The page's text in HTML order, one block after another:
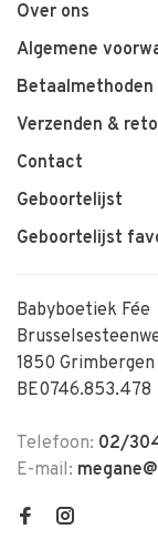
Over ons
Algemene
Betaalmethoden
Verzenden &
Contact
Geboortelijst
Geboortelijst
Babyboetiek Fée
1850 Grimbergen
BE0746.853.478
Telefoon: 02/
E-mail: